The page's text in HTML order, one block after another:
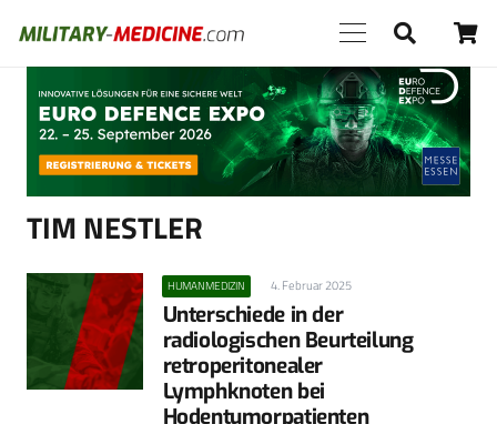
Anzeige
TIM NESTLER
HUMANMEDIZIN 4. Februar 2025
Unterschiede in der
radiologischen Beurteilung
retroperitonealer
Lymphknoten bei
Hodentumorpatienten